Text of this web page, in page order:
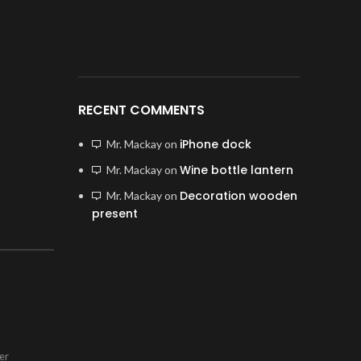
RECENT COMMENTS
Mr. Mackayon iPhone dock
Mr. Mackayon Wine bottle lantern
Mr. Mackayon Decoration wooden
present